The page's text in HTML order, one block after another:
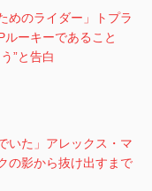
めのライダー」トプラ
ルーキーであること
”と告白
いた」アレックス・マ
の影から抜け出すまで